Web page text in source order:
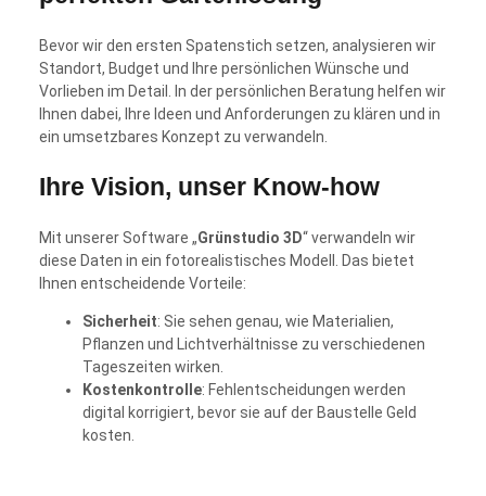
Bevor wir den ersten Spatenstich setzen, analysieren wir
Standort, Budget und Ihre persönlichen Wünsche und
Vorlieben im Detail. In der persönlichen Beratung helfen wir
Ihnen dabei, Ihre Ideen und Anforderungen zu klären und in
ein umsetzbares Konzept zu verwandeln.
Ihre Vision, unser Know-how
Mit unserer Software „Grünstudio 3D“ verwandeln wir
diese Daten in ein fotorealistisches Modell. Das bietet
Ihnen entscheidende Vorteile:
Sicherheit: Sie sehen genau, wie Materialien,
Pflanzen und Lichtverhältnisse zu verschiedenen
Tageszeiten wirken.
Kostenkontrolle: Fehlentscheidungen werden
digital korrigiert, bevor sie auf der Baustelle Geld
kosten.